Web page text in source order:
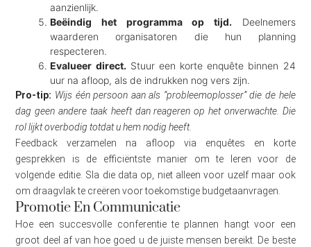
aanzienlijk.
Beëindig het programma op tijd. Deelnemers
waarderen organisatoren die hun planning
respecteren.
Evalueer direct. Stuur een korte enquête binnen 24
uur na afloop, als de indrukken nog vers zijn.
Pro-tip: Wijs één persoon aan als “probleemoplosser” die de hele
dag geen andere taak heeft dan reageren op het onverwachte. Die
rol lijkt overbodig totdat u hem nodig heeft.
Feedback verzamelen na afloop via enquêtes en korte
gesprekken is de efficiëntste manier om te leren voor de
volgende editie. Sla die data op, niet alleen voor uzelf maar ook
om draagvlak te creëren voor toekomstige budgetaanvragen.
Promotie En Communicatie
Hoe een succesvolle conferentie te plannen hangt voor een
groot deel af van hoe goed u de juiste mensen bereikt. De beste